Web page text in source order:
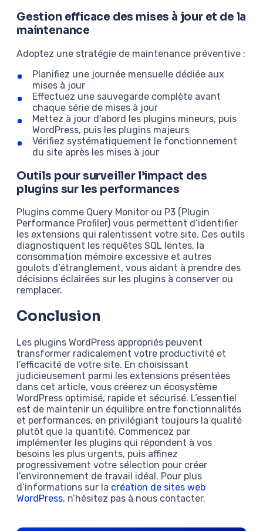
Gestion efficace des mises à jour et de la
maintenance
Adoptez une stratégie de maintenance préventive :
Planifiez une journée mensuelle dédiée aux
mises à jour
Effectuez une sauvegarde complète avant
chaque série de mises à jour
Mettez à jour d’abord les plugins mineurs, puis
WordPress, puis les plugins majeurs
Vérifiez systématiquement le fonctionnement
du site après les mises à jour
Outils pour surveiller l’impact des
plugins sur les performances
Plugins comme Query Monitor ou P3 (Plugin
Performance Profiler) vous permettent d’identifier
les extensions qui ralentissent votre site. Ces outils
diagnostiquent les requêtes SQL lentes, la
consommation mémoire excessive et autres
goulots d’étranglement, vous aidant à prendre des
décisions éclairées sur les plugins à conserver ou
remplacer.
Conclusion
Les plugins WordPress appropriés peuvent
transformer radicalement votre productivité et
l’efficacité de votre site. En choisissant
judicieusement parmi les extensions présentées
dans cet article, vous créerez un écosystème
WordPress optimisé, rapide et sécurisé. L’essentiel
est de maintenir un équilibre entre fonctionnalités
et performances, en privilégiant toujours la qualité
plutôt que la quantité. Commencez par
implémenter les plugins qui répondent à vos
besoins les plus urgents, puis affinez
progressivement votre sélection pour créer
l’environnement de travail idéal. Pour plus
d’informations sur la création de sites web
WordPress, n’hésitez pas à nous contacter.